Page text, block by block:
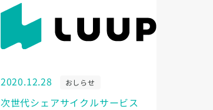
2020.12.28 おしらせ
次世代シェアサイクルサービス